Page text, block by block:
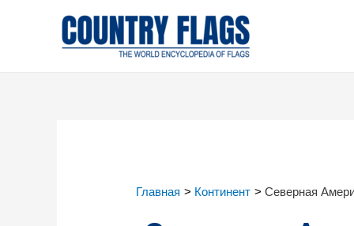
Главная Континент Северная